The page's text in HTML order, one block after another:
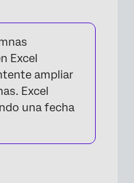
Excel
ampliar
Excel
una fecha